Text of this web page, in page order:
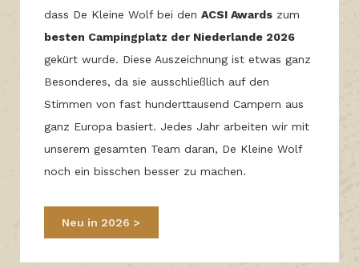
dass De Kleine Wolf bei den ACSI Awards zum
besten Campingplatz der Niederlande 2026
gekürt wurde. Diese Auszeichnung ist etwas ganz
Besonderes, da sie ausschließlich auf den
Stimmen von fast hunderttausend Campern aus
ganz Europa basiert. Jedes Jahr arbeiten wir mit
unserem gesamten Team daran, De Kleine Wolf
noch ein bisschen besser zu machen.
Neu in 2026